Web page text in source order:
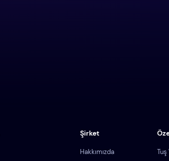
Şirket
Hakkımızda
Tuş